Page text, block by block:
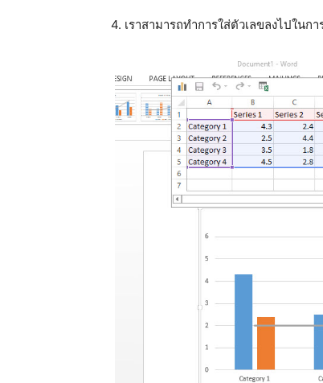
4. เราสามารถทำการใส่ตัวเลขลงไปใน